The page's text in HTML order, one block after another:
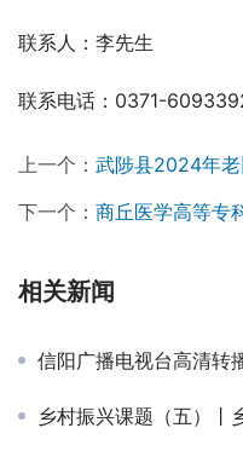
联系人：李先生
联系电话：0371-
上一个： 武陟县2024年老旧小区改造项目
下一个： 商丘医学高等专科学
相关新闻
信阳广播电视台高清转播
乡村振兴课题（五）丨乡村振兴项目操盘